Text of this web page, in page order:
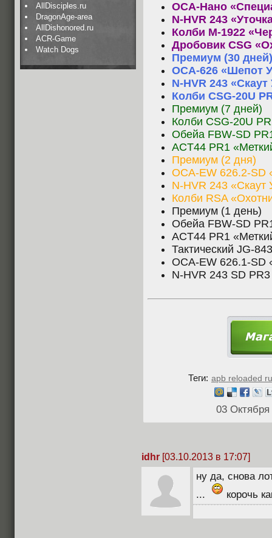
AllDisciples.ru
DragonAge-area
AllDishonored.ru
ACR-Game
Watch Dogs
ОСА-Нано
N-HVR 243
Колби M-1922
Дробовик CSG
Премиум (30 дней)
OCA-626 «Шепот
N-HVR 243
Колби CSG-20U
Премиум (7 дней)
Колби CSG-20U
Обейа FBW-SD
ACT44 PR1
Премиум (2 дня)
OCA-EW 626.2-SD
N-HVR 243 «Скаут
Колби RSA
Премиум (1 день)
Обейа FBW-SD
ACT44 PR1
Тактический JG-
OCA-EW 626.1-SD
N-HVR 243 SD
Теги: apb reloaded
03
idhr [03.10.2013 в 17:07]
ну да, снова
...
корочь